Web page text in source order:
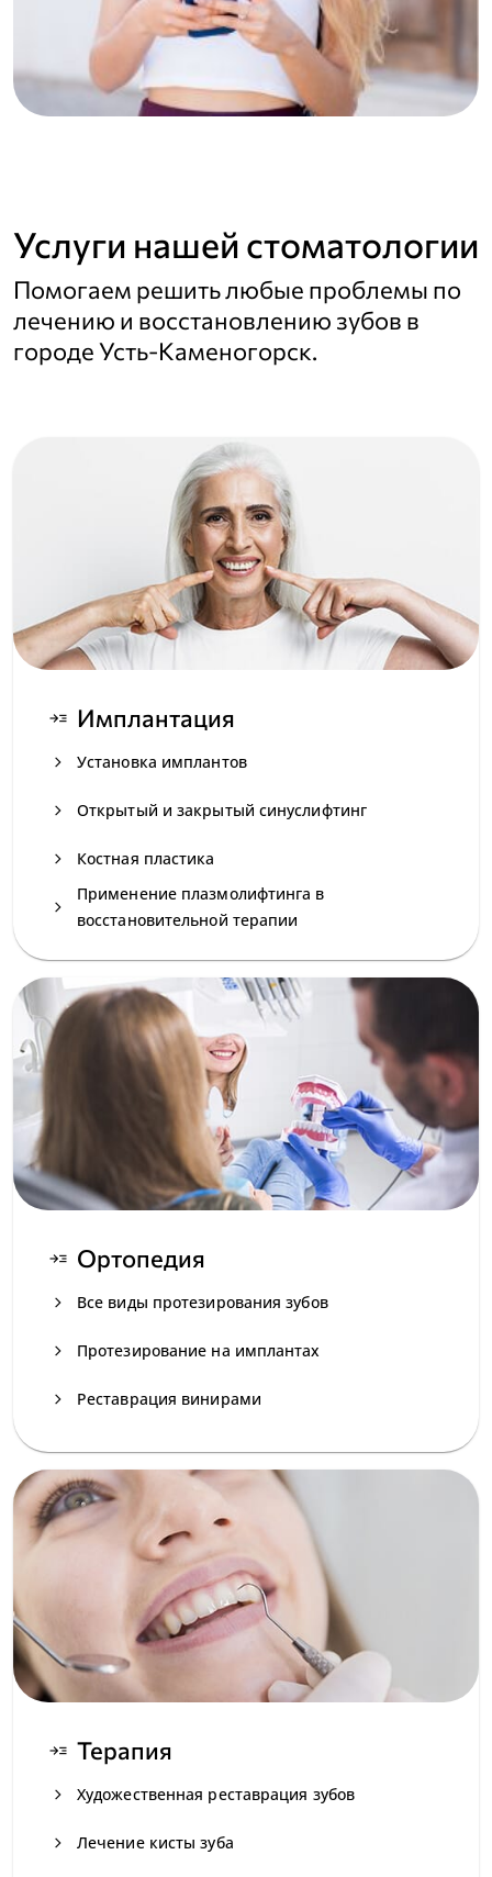
Услуги нашей стоматологии
Помогаем решить любые проблемы по
лечению и восстановлению зубов в
городе Усть-Каменогорск.
read_more Имплантация
navigate_next Установка имплантов
navigate_next Открытый и закрытый синуслифтинг
navigate_next Костная пластика
navigate_next
Применение плазмолифтинга в
восстановительной терапии
read_more Ортопедия
navigate_next Все виды протезирования зубов
navigate_next Протезирование на имплантах
navigate_next Реставрация винирами
read_more Терапия
navigate_next Художественная реставрация зубов
navigate_next Лечение кисты зуба